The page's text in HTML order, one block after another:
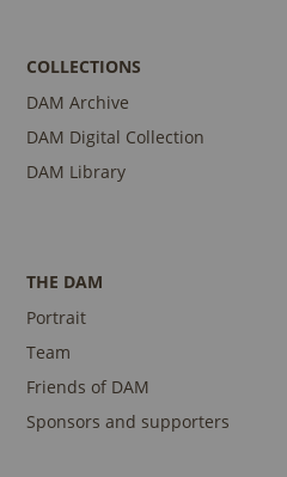
COLLECTIONS
DAM Archive
DAM Digital Collection
DAM Library
THE DAM
Portrait
Team
Friends of DAM
Sponsors and supporters